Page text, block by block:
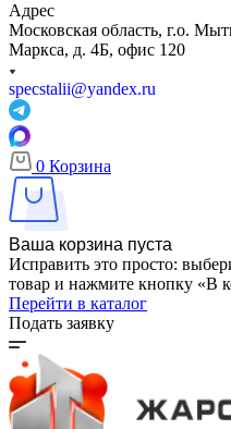
Адрес
Московская область, г.о.
Маркса, д. 4Б, офис 120
specstalii@yandex.ru
0 Корзина
Ваша корзина пуста
Исправить это просто:
товар и нажмите кнопку «В
Перейти в каталог
Подать заявку